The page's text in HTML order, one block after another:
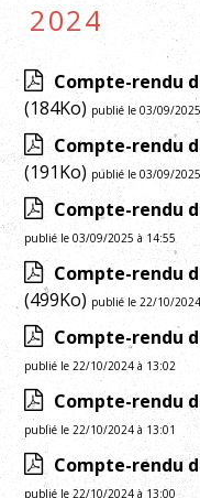
2024
Compte-rendu
(184Ko) publié le 03/09/
Compte-rendu
(191Ko) publié le 03/09/
Compte-rendu
publié le 03/09/2025 à 14:55
Compte-rendu
(499Ko) publié le 22/10/
Compte-rendu
publié le 22/10/2024 à 13:02
Compte-rendu
publié le 22/10/2024 à 13:01
Compte-rendu
publié le 22/10/2024 à 13:00